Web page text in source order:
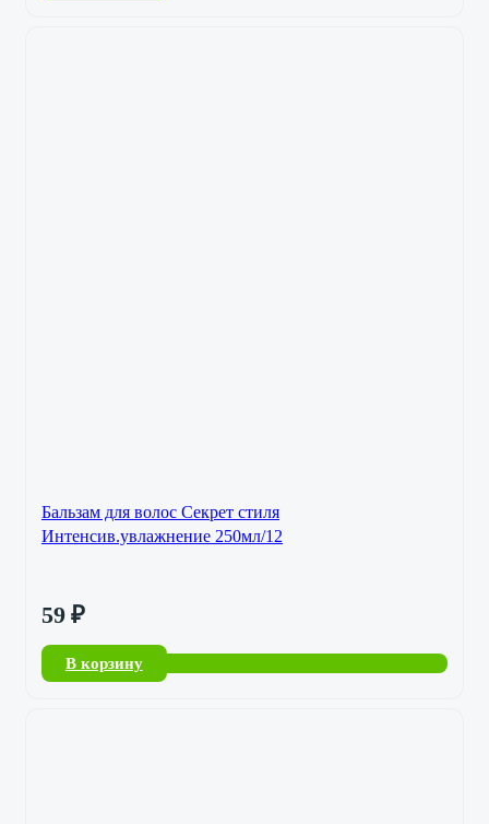
Бальзам для волос Секрет стиля
Интенсив.увлажнение 250мл/12
59 ₽
В корзину